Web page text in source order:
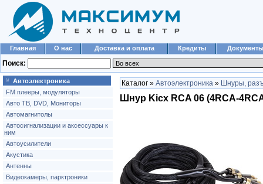
Главная О нас Доставка и оплата Кредиты Документы
Поиск:
Автоэлектроника
FM плееры, модуляторы
Авто ТВ, DVD, Мониторы
Автомагнитолы
Автосигнализации и аксессуары к
ним
Автоусилители
Акустика
Антенны
Видеокамеры, парктроники
Каталог » Автоэлектроника » Шнуры,
Шнур Kicx RCA 06 (4RCA-